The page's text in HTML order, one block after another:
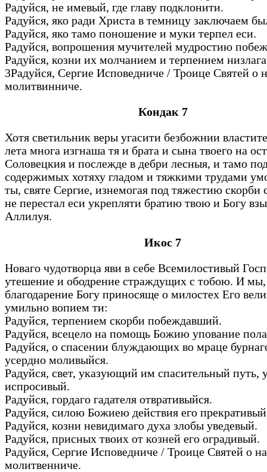
Радуйся, не имевый, где главу подклонити.
Радуйся, яко ради Христа в темницу заключаем
Радуйся, яко тамо поношение и муки терпел еси.
Радуйся, вопрошения мучителей мудростию
Радуйся, козни их молчанием и терпением
3Радуйся, Сергие Исповедниче / Троице Святей о
молитвинниче.
Кондак 7
Хотя светильник веры угасити безбожнии
лета многа изгнаша тя и брата и сына твоего на
Соловецкия и послежде в дебри лесныя, и тамо
содержимых хотяху гладом и тяжкими трудами
ты, святе Сергие, изнемогая под тяжестию скорби
не перестал еси укрепляти братию твою и Богу
Аллилуя.
Икос 7
Новаго чудотворца яви в себе Всемилостивый
утешение и ободрение страждущих с тобою. И мы,
благодарение Богу приносяще о милостех Его
умильно вопием ти:
Радуйся, терпением скорби побеждавший.
Радуйся, всецело на помощь Божию упование
Радуйся, о спасении блуждающих во мраце
усердно моливыйся.
Радуйся, свет, указующий им спасительный путь,
испросивый.
Радуйся, гордаго гадателя отвративыйся.
Радуйся, силою Божиею действия его
Радуйся, козни невидимаго духа злобы уведевый.
Радуйся, присных твоих от козней его оградивый.
Радуйся, Сергие Исповедниче / Троице Святей о
молитвенниче.